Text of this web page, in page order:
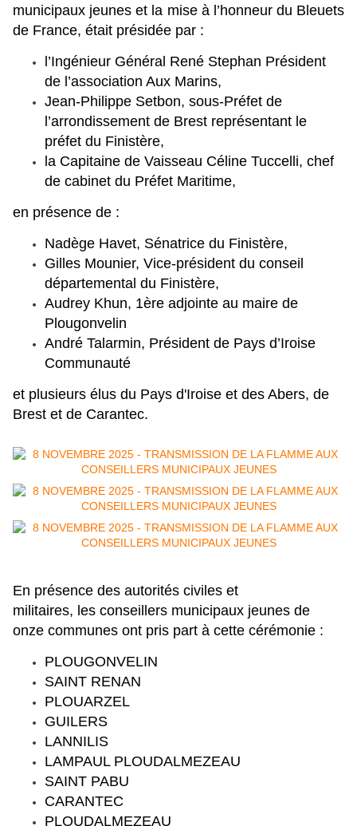
municipaux jeunes et la mise à l’honneur du Bleuets
de France, était présidée par :
l’Ingénieur Général René Stephan Président
de l’association Aux Marins,
Jean-Philippe Setbon, sous-Préfet de
l’arrondissement de Brest représentant le
préfet du Finistère,
la Capitaine de Vaisseau Céline Tuccelli, chef
de cabinet du Préfet Maritime,
en présence de :
Nadège Havet, Sénatrice du Finistère,
Gilles Mounier, Vice-président du conseil
départemental du Finistère,
Audrey Khun, 1ère adjointe au maire de
Plougonvelin
André Talarmin, Président de Pays d’Iroise
Communauté
et plusieurs élus du Pays d'Iroise et des Abers, de
Brest et de Carantec.
En présence des autorités civiles et
militaires, les conseillers municipaux jeunes de
onze communes ont pris part à cette cérémonie :
PLOUGONVELIN
SAINT RENAN
PLOUARZEL
GUILERS
LANNILIS
LAMPAUL PLOUDALMEZEAU
SAINT PABU
CARANTEC
PLOUDALMEZEAU